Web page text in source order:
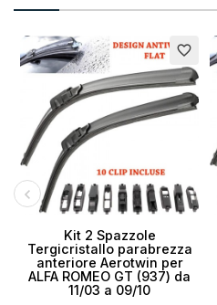
favorite_border
Kit 2 Spazzole
Tergicristallo parabrezza
anteriore Aerotwin per
ALFA ROMEO GT (937) da
11/03 a 09/10